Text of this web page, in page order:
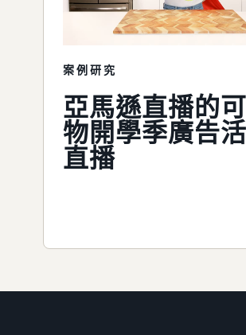
案例研究
亞馬遜直播的
物開學季廣告
直播